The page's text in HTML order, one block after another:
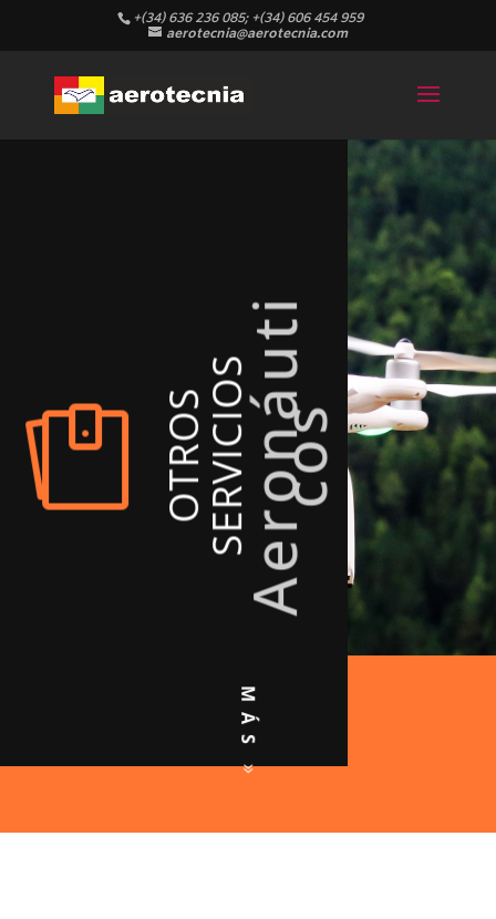
+(34) 636 236 085; +(34) 606 454 959
aerotecnia@aerotecnia.com
 O
T
R
O
S
S
E
R
V
I
C
I
OSA
e
r
o
n
á
u
t
i
c
o
s
MÁS